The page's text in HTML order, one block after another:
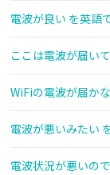
電波が良い を英語
ここは電波が届い
WiFiの電波が届か
電波が悪いみたい
電波状況が悪いの